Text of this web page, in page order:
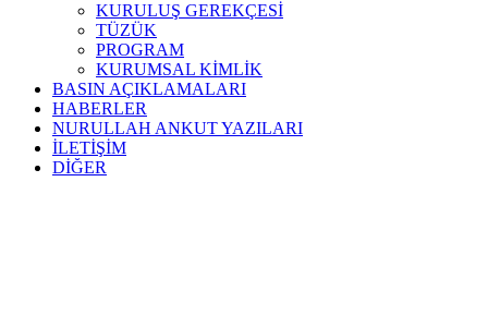
KURULUŞ GEREKÇESİ
TÜZÜK
PROGRAM
KURUMSAL KİMLİK
BASIN AÇIKLAMALARI
HABERLER
NURULLAH ANKUT YAZILARI
İLETİŞİM
DİĞER